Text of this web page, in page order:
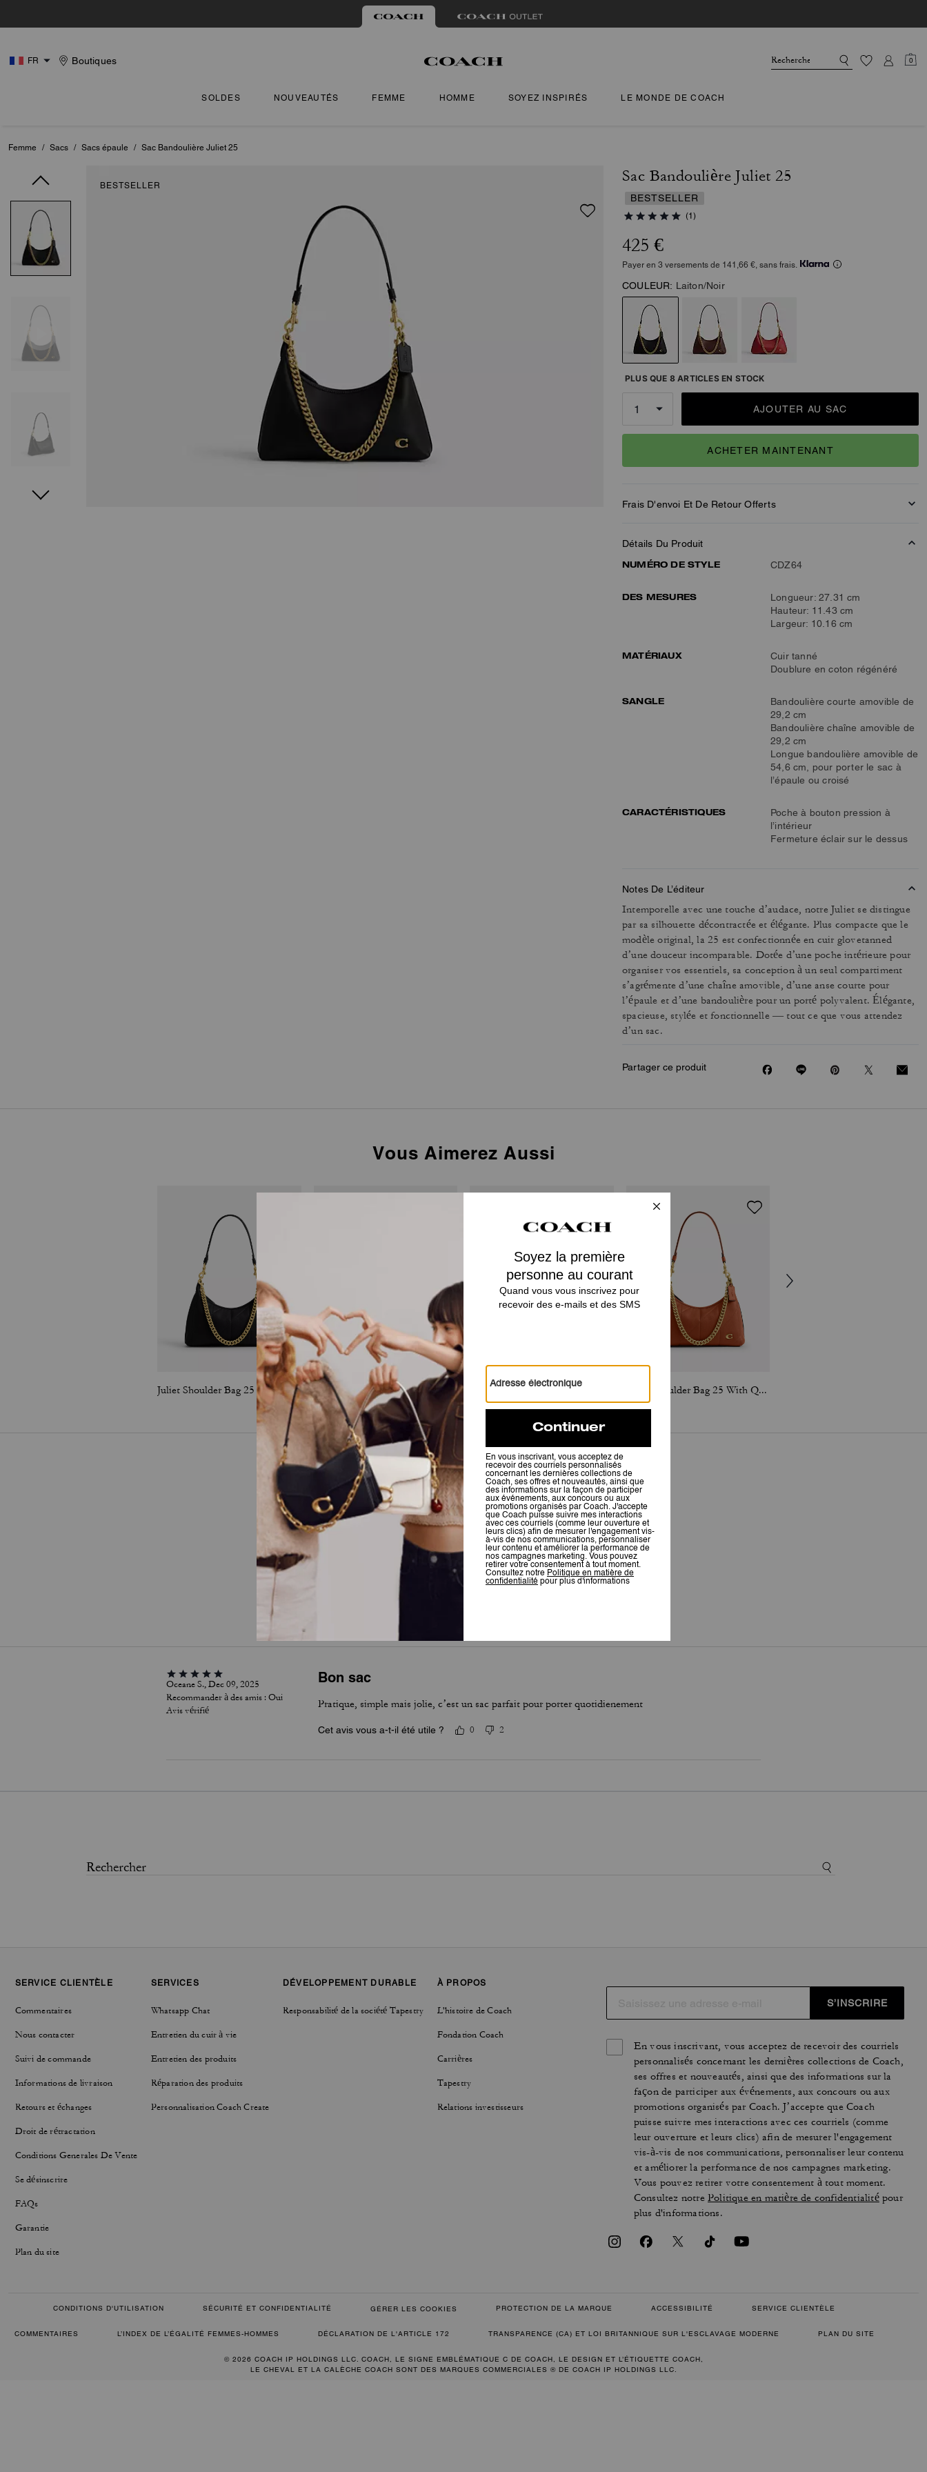
FR Boutiques 0
SOLDES NOUVEAUTÉS FEMME HOMME SOYEZ INSPIRÉS LE MONDE DE COACH
Femme / Sacs / Sacs épaule / Sac Bandoulière Juliet 25
BESTSELLER
Sac Bandoulière Juliet 25
BESTSELLER
(1)
425 €
Payer en 3 versements de 141,66 €, sans frais.
COULEUR: Laiton/Noir
PLUS QUE 8 ARTICLES EN STOCK
AJOUTER AU SAC
ACHETER MAINTENANT
Frais D'envoi Et De Retour Offerts
Détails Du Produit
NUMÉRO DE STYLE
CDZ64
DES MESURES
Longueur: 27.31 cm
Hauteur: 11.43 cm
Largeur: 10.16 cm
MATÉRIAUX
Cuir tanné
Doublure en coton régénéré
SANGLE
Bandoulière courte amovible de
29,2 cm
Bandoulière chaîne amovible de
29,2 cm
Longue bandoulière amovible de
54,6 cm, pour porter le sac à
l’épaule ou croisé
CARACTÉRISTIQUES
Poche à bouton pression à
l’intérieur
Fermeture éclair sur le dessus
Notes De L’éditeur
Intemporelle avec une touche d’audace, notre Juliet se distingue
par sa silhouette décontractée et élégante. Plus compacte que le
modèle original, la 25 est confectionnée en cuir glovetanned
d’une douceur incomparable. Dotée d’une poche intérieure pour
organiser vos essentiels, sa conception à un seul compartiment
s’agrémente d’une chaîne amovible, d’une anse courte pour
l’épaule et d’une bandoulière pour un porté polyvalent. Élégante,
spacieuse, stylée et fonctionnelle — tout ce que vous attendez
d’un sac.
Partager ce produit
Vous Aimerez Aussi
Juliet Shoulder Bag 25 With Quilting Jet Shoulder Bag Juliet Shoulder Bag 25 With Quilting
Avis
Avis
Oceane S., Dec 09, 2025
Recommander à des amis : Oui
Avis vérifié
Bon sac
Pratique, simple mais jolie, c’est un sac parfait pour porter quotidienement
Cet avis vous a-t-il été utile ? 0 2
SERVICE CLIENTÈLE
Commentaires
Nous contacter
Suivi de commande
Informations de livraison
Retours et échanges
Droit de rétractation
Conditions Generales De Vente
Se désinscrire
FAQs
Garantie
Plan du site
SERVICES
Whatsapp Chat
Entretien du cuir à vie
Entretien des produits
Réparation des produits
Personnalisation Coach Create
DÉVELOPPEMENT DURABLE
Responsabilité de la société Tapestry
À PROPOS
L'histoire de Coach
Fondation Coach
Carrières
Tapestry
Relations investisseurs
S’INSCRIRE
En vous inscrivant, vous acceptez de recevoir des courriels
personnalisés concernant les dernières collections de Coach,
ses offres et nouveautés, ainsi que des informations sur la
façon de participer aux événements, aux concours ou aux
promotions organisés par Coach. J’accepte que Coach
puisse suivre mes interactions avec ces courriels (comme
leur ouverture et leurs clics) afin de mesurer l'engagement
vis-à-vis de nos communications, personnaliser leur contenu
et améliorer la performance de nos campagnes marketing.
Vous pouvez retirer votre consentement à tout moment.
Consultez notrePolitique en matière de confidentialitépour
plus d'informations.
CONDITIONS D'UTILISATION SÉCURITÉ ET CONFIDENTIALITÉ GÉRER LES COOKIES PROTECTION DE LA MARQUE ACCESSIBILITÉ SERVICE CLIENTÈLE
COMMENTAIRES L’INDEX DE L’ÉGALITÉ FEMMES-HOMMES DÉCLARATION DE L'ARTICLE 172 TRANSPARENCE (CA) ET LOI BRITANNIQUE SUR L'ESCLAVAGE MODERNE PLAN DU SITE
© 2026 COACH IP HOLDINGS LLC. COACH, LE SIGNE EMBLÉMATIQUE C DE COACH, LE DESIGN ET L’ÉTIQUETTE COACH,
LE CHEVAL ET LA CALÈCHE COACH SONT DES MARQUES COMMERCIALES ® DE COACH IP HOLDINGS LLC.